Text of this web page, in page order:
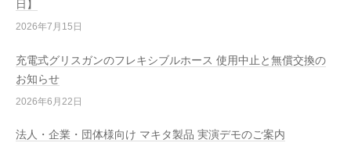
日】
2026年7月15日
充電式グリスガンのフレキシブルホース 使用中止と無償交換の
お知らせ
2026年6月22日
法人・企業・団体様向け マキタ製品 実演デモのご案内